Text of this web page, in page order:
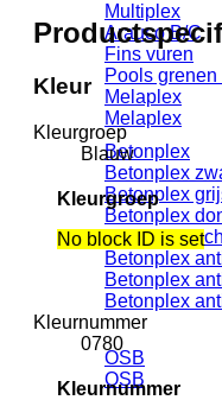
Multiplex
Arauco B/C
Fins vuren
Pools
Melaplex
Melaplex
Betonplex
Betonplex
Betonplex
Betonplex
Betonplex
Betonplex
Betonplex
Betonplex
OSB
OSB
Kleur
Kleurgroep
Blauw
Kleurgroep
No block ID is set
Kleurnummer
0780
Kleurnummer